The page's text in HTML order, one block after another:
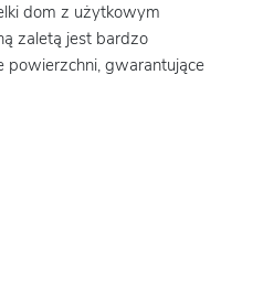
dom z użytkowym
zaletą jest bardzo
powierzchni, gwarantujące